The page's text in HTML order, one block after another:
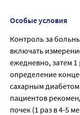
Особые условия
Контроль за
включать
ежедневно, затем 1
определение
сахарным
пациентов
почек (1 раз в 4-5